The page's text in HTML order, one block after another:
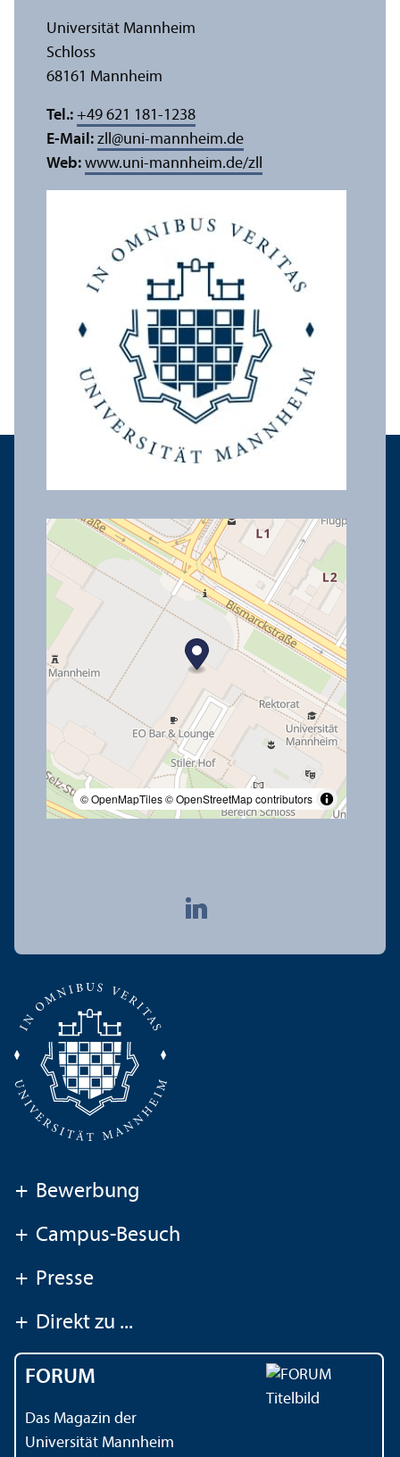
© OpenMapTiles© OpenStreetMap contributors
Universität Mannheim
Schloss
68161 Mannheim
Tel.: +49 621 181-1238
E-Mail: zll@uni-mannheim.de
Web: www.uni-mannheim.de/zll
+ Bewerbung
+ Campus-Besuch
+ Presse
+ Direkt zu ...
FORUM
Das Magazin der
Universität Mannheim